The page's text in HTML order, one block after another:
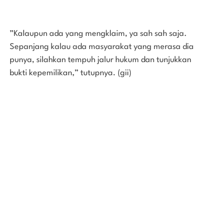
”Kalaupun ada yang mengklaim, ya sah sah saja.
Sepanjang kalau ada masyarakat yang merasa dia
punya, silahkan tempuh jalur hukum dan tunjukkan
bukti kepemilikan,” tutupnya. (gii)